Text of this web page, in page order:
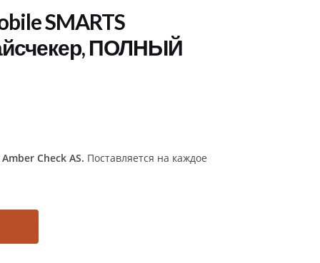
SMARTS
ПОЛНЫЙ
Аmber Check AS. Поставляется на каждое